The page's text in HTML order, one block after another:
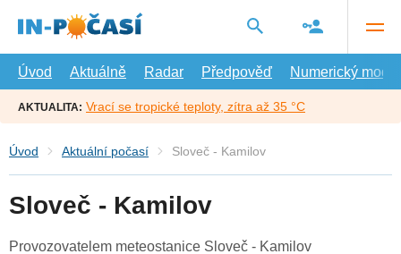
hlavní
Úvod
Aktuálně Radar Předpověď Numerický model
AKTUALITA: Vrací se tropické teploty, zítra až 35 °C
Úvod Aktuální počasí Sloveč - Kamilov
Sloveč - Kamilov
Provozovatelem meteostanice Sloveč - Kamilov